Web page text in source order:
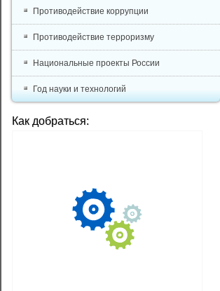
Противодействие коррупции
Противодействие терроризму
Национальные проекты России
Год науки и технологий
Как добраться: